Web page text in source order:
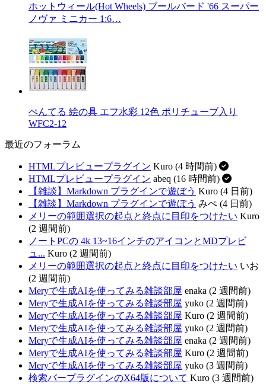
ホットウィール(Hot Wheels) ブールバード '66 スーパー
ノヴァ ミニカー 1:6…
ぺんてる 絵の具 エフ水彩 12色 ポリチューブ入り
WFC2-12
最近のフォーラム
HTMLプレビュープラグイン Kuro (4 時間前)
HTMLプレビュープラグイン abeq (16 時間前)
【雑談】Markdown プラグインで遊ぼう Kuro (4 日前)
【雑談】Markdown プラグインで遊ぼう みぺ (4 日前)
メリーの範囲選択の起点と終点に目印をつけたい Kuro
(2 週間前)
ノートPCの 4k 13~16インチのアイコンとMDプレビ
ュ... Kuro (2 週間前)
メリーの範囲選択の起点と終点に目印をつけたい いお
(2 週間前)
Meryで生成AIを使ってみる雑談部屋 enaka (2 週間前)
Meryで生成AIを使ってみる雑談部屋 yuko (2 週間前)
Meryで生成AIを使ってみる雑談部屋 Kuro (2 週間前)
Meryで生成AIを使ってみる雑談部屋 yuko (2 週間前)
Meryで生成AIを使ってみる雑談部屋 enaka (2 週間前)
Meryで生成AIを使ってみる雑談部屋 Kuro (2 週間前)
Meryで生成AIを使ってみる雑談部屋 yuko (3 週間前)
検索バープラグインのX64版について Kuro (3 週間前)